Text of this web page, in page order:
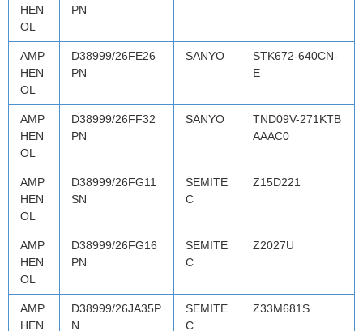
HEN
OL
PN
AMP
HEN
OL
D38999/26FE26
PN
SANYO
STK672-640CN-
E
AMP
HEN
OL
D38999/26FF32
PN
SANYO
TND09V-271KTB
AAAC0
AMP
HEN
OL
D38999/26FG11
SN
SEMITE
C
Z15D221
AMP
HEN
OL
D38999/26FG16
PN
SEMITE
C
Z2027U
AMP
HEN
D38999/26JA35P
N
SEMITE
C
Z33M681S